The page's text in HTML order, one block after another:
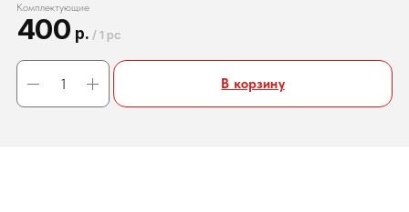
Комплектующие
400 р. /1 pc
В корзину